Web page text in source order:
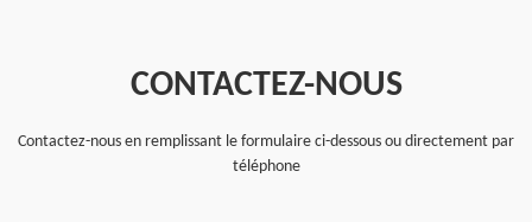
CONTACTEZ-NOUS
Contactez-nous en remplissant le formulaire ci-dessous ou directement par
téléphone